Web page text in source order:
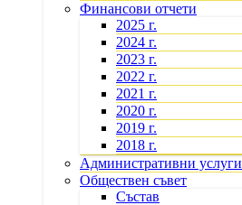
Финансови отчети
2025 г.
2024 г.
2023 г.
2022 г.
2021 г.
2020 г.
2019 г.
2018 г.
Административни услуги
Обществен съвет
Състав